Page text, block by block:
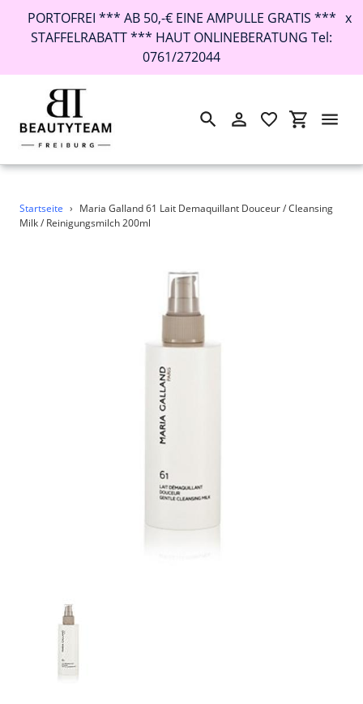
Direkt
zum
PORTOFREI *** AB 50,-€ EINE AMPULLE GRATIS ***
STAFFELRABATT *** HAUT ONLINEBERATUNG Tel:
0761/272044
x
SuchenEinloggen
Startseite › Maria Galland 61 Lait Demaquillant Douceur / Cleansing
Milk / Reinigungsmilch 200ml